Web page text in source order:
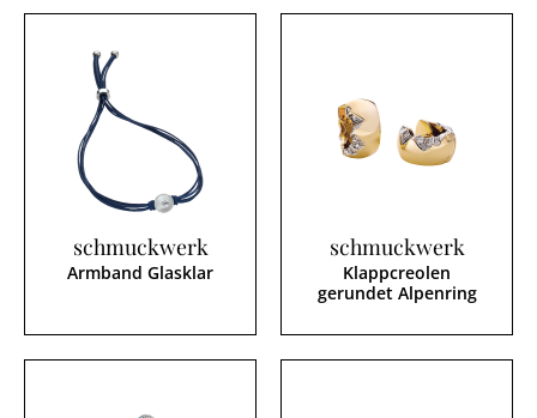
schmuckwerk
Armband Glasklar
schmuckwerk
Klappcreolen
gerundet Alpenring